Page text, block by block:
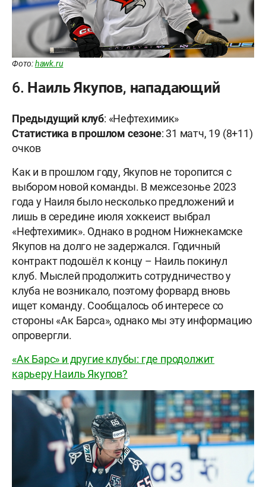
Фото:hawk.ru
6. Наиль Якупов, нападающий
Предыдущий клуб: «Нефтехимик»
Статистика в прошлом сезоне: 31 матч, 19 (8+11)
очков
Как и в прошлом году, Якупов не торопится с
выбором новой команды. В межсезонье 2023
года у Наиля было несколько предложений и
лишь в середине июля хоккеист выбрал
«Нефтехимик». Однако в родном Нижнекамске
Якупов на долго не задержался. Годичный
контракт подошёл к концу – Наиль покинул
клуб. Мыслей продолжить сотрудничество у
клуба не возникало, поэтому форвард вновь
ищет команду. Сообщалось об интересе со
стороны «Ак Барса», однако мы эту информацию
опровергли.
«Ак Барс» и другие клубы: где продолжит
карьеру Наиль Якупов?